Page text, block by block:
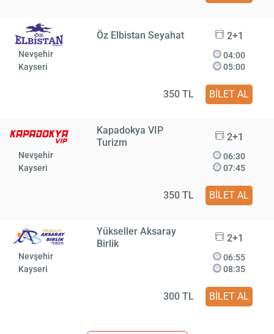
Öz Elbistan Seyahat 2+1
Nevşehir
Kayseri
04:00
05:00
350 TL BİLET AL
Kapadokya VIP
Turizm
2+1
Nevşehir
Kayseri
06:30
07:45
350 TL BİLET AL
Yükseller Aksaray
Birlik
2+1
Nevşehir
Kayseri
06:55
08:35
300 TL BİLET AL